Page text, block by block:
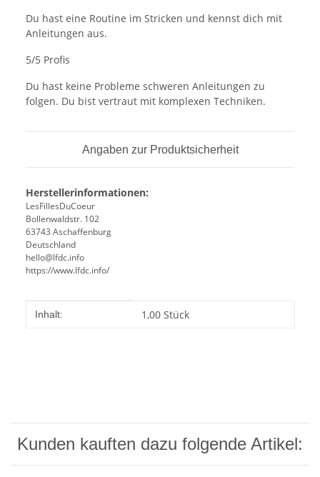
Du hast eine Routine im Stricken und kennst dich mit
Anleitungen aus.
5/5 Profis
Du hast keine Probleme schweren Anleitungen zu
folgen. Du bist vertraut mit komplexen Techniken.
Angaben zur Produktsicherheit
Herstellerinformationen:
LesFillesDuCoeur
Bollenwaldstr. 102
63743 Aschaffenburg
Deutschland
hello@lfdc.info
https://www.lfdc.info/
Produkteigenschaft
Wert
Inhalt: 1,00 Stück
Kunden kauften dazu folgende Artikel: